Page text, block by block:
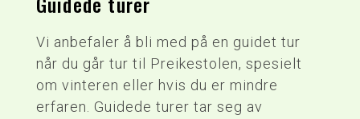
Vi anbefaler å bli med på en guidet tur
når du går tur til Preikestolen, spesielt
om vinteren eller hvis du er mindre
erfaren. Guidede turer tar seg av